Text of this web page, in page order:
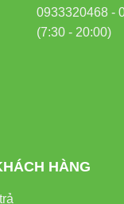
0933320468 -
(7:30 - 20:00)
HÀNG